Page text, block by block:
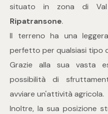
situato in zona di
Ripatransone.
Il terreno ha una
perfetto per qualsiasi tipo
Grazie alla sua vasta
possibilità di
avviare un'attività agricola.
Inoltre, la sua posizione
Industriali
Terreni